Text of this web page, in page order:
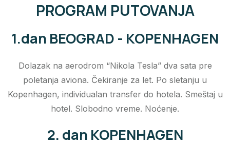
PROGRAM PUTOVANJA
1.dan BEOGRAD - KOPENHAGEN
Dolazak na aerodrom “Nikola Tesla” dva sata pre
poletanja aviona. Čekiranje za let. Po sletanju u
Kopenhagen, individualan transfer do hotela. Smeštaj u
hotel. Slobodno vreme. Noćenje.
2. dan KOPENHAGEN